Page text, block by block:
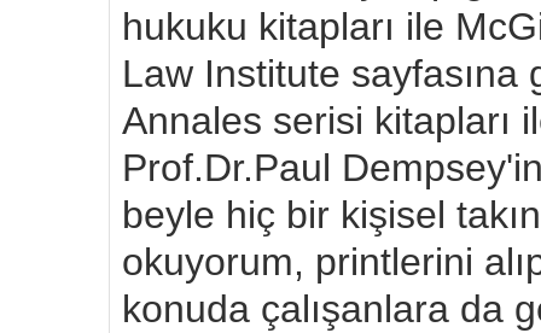
hukuku kitapları ile
Law Institute sayfasına
Annales serisi kitapları
Prof.Dr.Paul
beyle hiç bir kişisel
okuyorum, printlerini
konuda çalışanlara da